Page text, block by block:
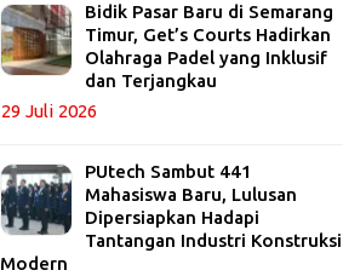
Bidik Pasar Baru di Semarang
Timur, Get’s Courts Hadirkan
Olahraga Padel yang Inklusif
dan Terjangkau
29 Juli 2026
PUtech Sambut 441
Mahasiswa Baru, Lulusan
Dipersiapkan Hadapi
Tantangan Industri Konstruksi
Modern